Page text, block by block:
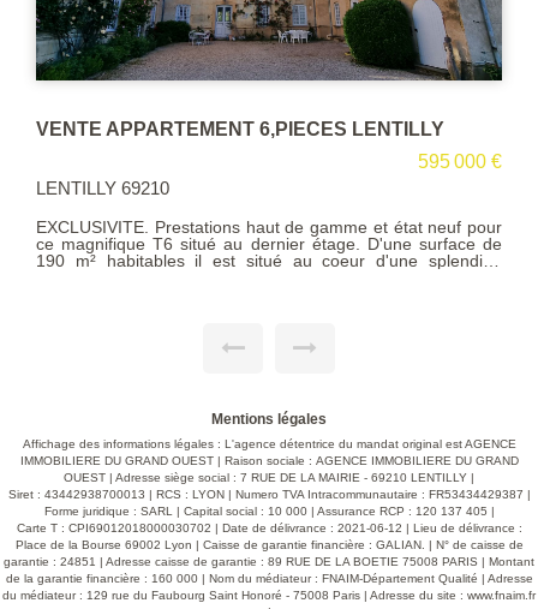
pour
de
de
de
A voir
de
Mairie
VENTE APPARTEMENT 3 PIECES LENTILLY
360
LENTILLY 69210
Au coeur du village venez découvrir ce T3 d'environ 63
avec balcon de 15 m² . Il se compose d'une belle pièce
vie avec cuisine us, de deux chambres, d'une salle de
communs aménagés. Volets roulants à commande
avec miroir et applique lumineuse LED. RT2012
RE2020 : Chaque résidence est conçue pour garantir
isolation phonique et thermique optimale, contribuant à
économies d'énergie substantielles pour ses
Grâce au niveau de performance énergétique A
réduisez vos factures tout en respectant
Honoraires charges vendeur.
Mentions légales
Affichage des informations légales : L'agence détentrice du mandat original est AGENCE
IMMOBILIERE DU GRAND OUEST | Raison sociale : AGENCE IMMOBILIERE DU GRAND
OUEST | Adresse siège social : 7 RUE DE LA MAIRIE - 69210 LENTILLY |
Siret : 43442938700013 | RCS : LYON | Numero TVA Intracommunautaire : FR53434429387 |
Forme juridique : SARL | Capital social : 10 000 | Assurance RCP : 120 137 405 |
Carte T : CPI69012018000030702 | Date de délivrance : 2021-06-12 | Lieu de délivrance :
Place de la Bourse 69002 Lyon | Caisse de garantie financière : GALIAN. | N° de caisse de
garantie : 24851 | Adresse caisse de garantie : 89 RUE DE LA BOETIE 75008 PARIS | Montant
de la garantie financière : 160 000 | Nom du médiateur : FNAIM-Département Qualité | Adresse
du médiateur : 129 rue du Faubourg Saint Honoré - 75008 Paris | Adresse du site : www.fnaim.fr